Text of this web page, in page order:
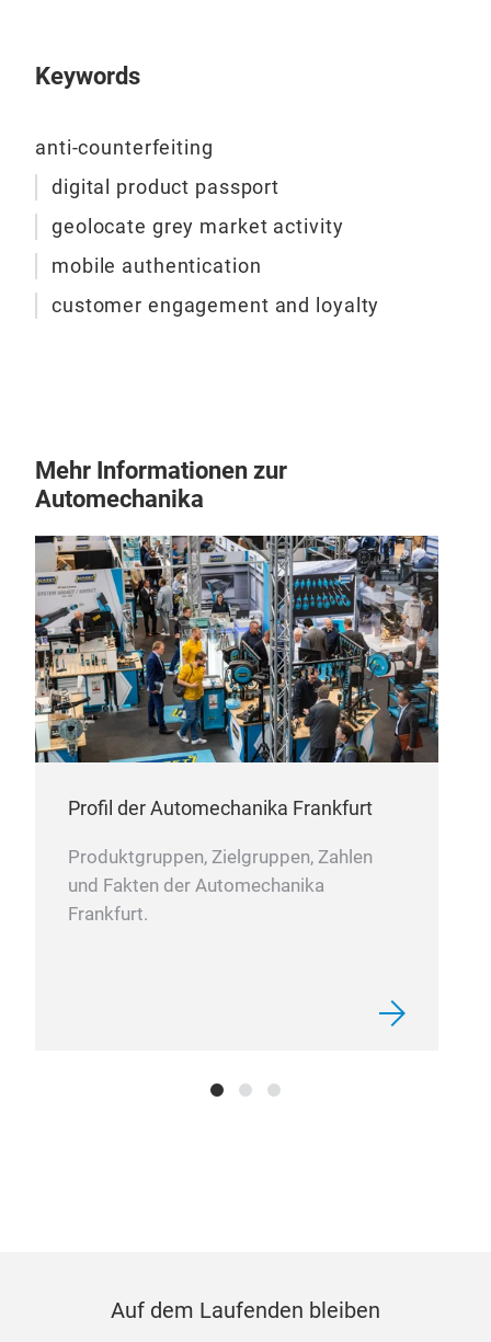
Keywords
anti-counterfeiting
digital product passport
geolocate grey market activity
mobile authentication
customer engagement and loyalty
Mehr Informationen zur
Automechanika
Profil der Automechanika Frankfurt
Produktgruppen, Zielgruppen, Zahlen
und Fakten der Automechanika
Frankfurt.
Auf dem Laufenden bleiben